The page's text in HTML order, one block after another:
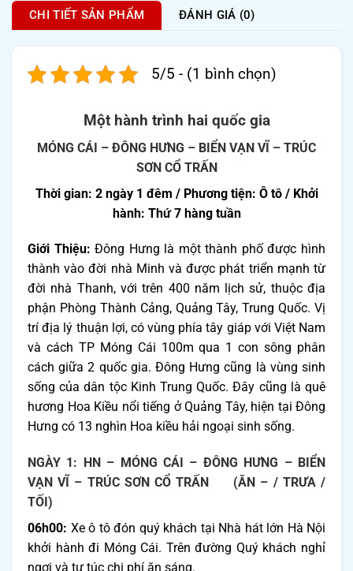
CHI TIẾT SẢN PHẨM ĐÁNH GIÁ (0)
5/5 - (1 bình chọn)
Một hành trình hai quốc gia
MÓNG CÁI – ĐÔNG HƯNG – BIỂN VẠN VĨ – TRÚC
SƠN CỔ TRẤN
Thời gian: 2 ngày 1 đêm / Phương tiện: Ô tô / Khởi
hành: Thứ 7 hàng tuần
Giới Thiệu:Đông Hưng là một thành phố được hình
thành vào đời nhà Minh và được phát triển mạnh từ
đời nhà Thanh, với trên 400 năm lịch sử, thuộc địa
phận Phòng Thành Cảng, Quảng Tây, Trung Quốc. Vị
trí địa lý thuận lợi, có vùng phía tây giáp với Việt Nam
và cách TP Móng Cái 100m qua 1 con sông phân
cách giữa 2 quốc gia. Đông Hưng cũng là vùng sinh
sống của dân tộc Kinh Trung Quốc. Đây cũng là quê
hương Hoa Kiều nổi tiếng ở Quảng Tây, hiện tại Đông
Hưng có 13 nghìn Hoa kiều hải ngoại sinh sống.
NGÀY 1: HN – MÓNG CÁI – ĐÔNG HƯNG – BIỂN
VẠN VĨ – TRÚC SƠN CỔ TRẤN (ĂN – / TRƯA /
TỐI)
06h00: Xe ô tô đón quý khách tại Nhà hát lớn Hà Nội
khởi hành đi Móng Cái. Trên đường Quý khách nghỉ
ngơi và tự túc chi phí ăn sáng.